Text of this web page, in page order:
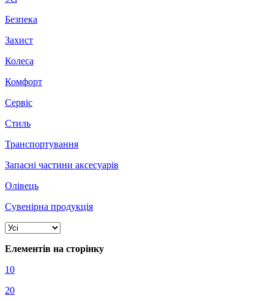
Безпека
Захист
Колеса
Комфорт
Сервіс
Стиль
Транспортування
Запасні частини аксесуарів
Олівець
Сувенірна продукція
Елементів на сторінку
10
20